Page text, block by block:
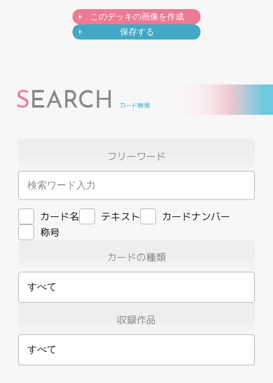
このデッキの画像を作成
保存する
SEARCH カード検索
フリーワード
カード名 テキスト
カードナンバー
称号
カードの種類
すべて
収録作品
すべて